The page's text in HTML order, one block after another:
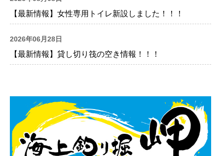
【最新情報】女性専用トイレ新設しました！！！
2026年06月28日
【最新情報】貸し切り筏の空き情報！！！